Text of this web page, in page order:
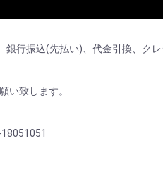
銀行振込(先払い)、代金引換、ク
い致します。